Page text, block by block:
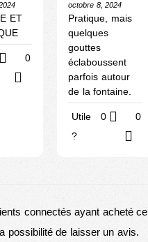
ET
0
octobre 8, 2024
Pratique, mais
quelques
gouttes
éclaboussent
parfois autour
de la fontaine.
Utile
?
0 0
connectés ayant acheté ce
possibilité de laisser un avis.